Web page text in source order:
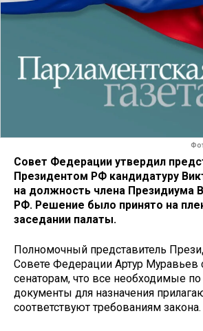
Совет Федерации утвердил
Президентом РФ кандидатуру
на должность члена Президиума
РФ. Решение было принято на
заседании палаты.
Полномочный представитель
Совете Федерации Артур Муравьев
сенаторам, что все необходимые по
документы для назначения
соответствуют требованиям закона.